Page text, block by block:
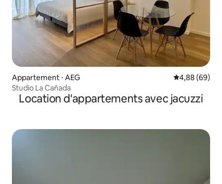
Appartement ⋅ AEG Évaluation
4,88 (69)
Studio La Cañada
Location d'appartements avec jacuzzi